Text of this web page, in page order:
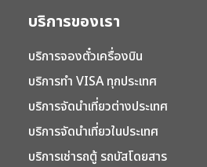
บริการของเรา
บริการจองตั๋วเครื่องบิน
บริการทำ VISA ทุกประเทศ
บริการจัดนำเที่ยวต่างประเทศ
บริการจัดนำเที่ยวในประเทศ
บริการเช่ารถตู้ รถบัสโดยสาร